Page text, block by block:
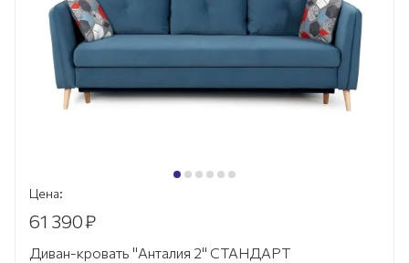
Цена:
61 390₽
Диван-кровать "Анталия 2" СТАНДАРТ